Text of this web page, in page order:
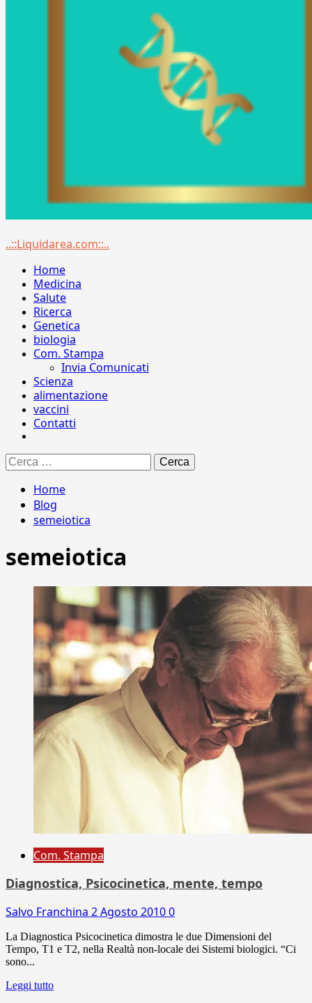
Menu
..::Liquidarea.com::..
Home
Medicina
Salute
Ricerca
Genetica
biologia
Com. Stampa
Invia Comunicati
Scienza
alimentazione
vaccini
Contatti
Ricerca
per:
Home
Blog
semeiotica
semeiotica
Com. Stampa
Diagnostica, Psicocinetica, mente, tempo
Salvo Franchina 2 Agosto 20100
La Diagnostica Psicocinetica dimostra le due Dimensioni del
Tempo, T1 e T2, nella Realtà non-locale dei Sistemi biologici. “Ci
sono...
Leggi tutto